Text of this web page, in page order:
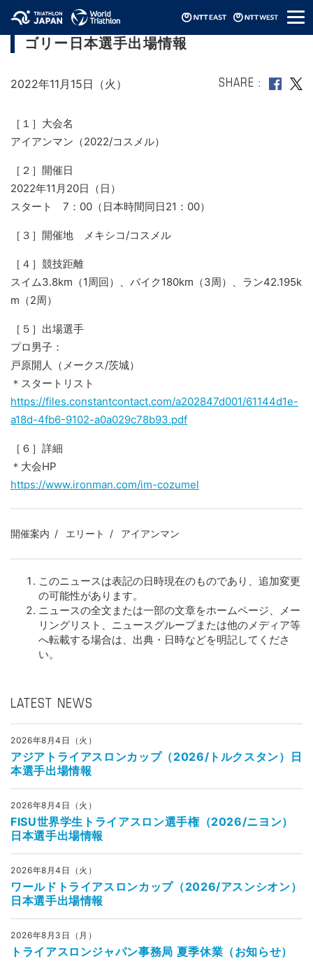
メ
ニ
アイアンマン（2022/コスメル）プロカテ
ゴリー日本選手出場情報
2022年11月15日（火） SHARE
［１］大会名
アイアンマン（2022/コスメル）
［２］開催日
2022年11月20日（日）
スタート 7：00（日本時間同日21：00）
［３］開催地 メキシコ/コスメル
［４］競技距離
スイム3.8km（1周回）、バイク180km（3周）、ラン42.195k
m（2周）
［５］出場選手
プロ男子：
戸原開人（メークス/茨城）
＊スタートリスト
https://files.constantcontact.com/a202847d001/61144d1e-
a18d-4fb6-9102-a0a029c78b93.pdf
［６］詳細
＊大会HP
https://www.ironman.com/im-cozumel
開催案内 エリート アイアンマン
このニュースは表記の日時現在のものであり、追加変更
の可能性があります。
ニュースの全文または一部の文章をホームページ、メー
リングリスト、ニュースグループまたは他のメディア等
へ転載する場合は、出典・日時などを明記してくださ
い。
LATEST NEWS
2026年8月4日（火）
アジアトライアスロンカップ（2026/トルクスタン）日
本選手出場情報
2026年8月4日（火）
FISU世界学生トライアスロン選手権（2026/ニヨン）
日本選手出場情報
2026年8月4日（火）
ワールドトライアスロンカップ（2026/アスンシオン）
日本選手出場情報
2026年8月3日（月）
トライアスロンジャパン事務局 夏季休業（お知らせ）